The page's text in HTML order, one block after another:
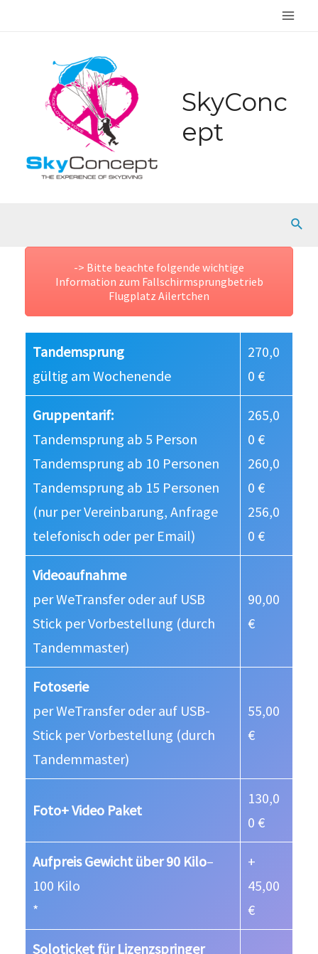
SkyConc
ept
-> Bitte beachte folgende wichtige
Information zum Fallschirmsprungbetrieb
Flugplatz Ailertchen
Tandemsprung
gültig am Wochenende
270,0
0 €
Gruppentarif:
Tandemsprung ab 5 Person
Tandemsprung ab 10 Personen
Tandemsprung ab 15 Personen
(nur per Vereinbarung, Anfrage
telefonisch oder per Email)
265,0
0 €
260,0
0 €
256,0
0 €
Videoaufnahme
per WeTransfer oder auf USB
Stick per Vorbestellung (durch
Tandemmaster)
90,00
€
Fotoserie
per WeTransfer oder auf USB-
Stick per Vorbestellung (durch
Tandemmaster)
55,00
€
Foto+ Video Paket
130,0
0 €
Aufpreis Gewicht über 90 Kilo–
100 Kilo
*
+
45,00
€
Soloticket für Lizenzspringer